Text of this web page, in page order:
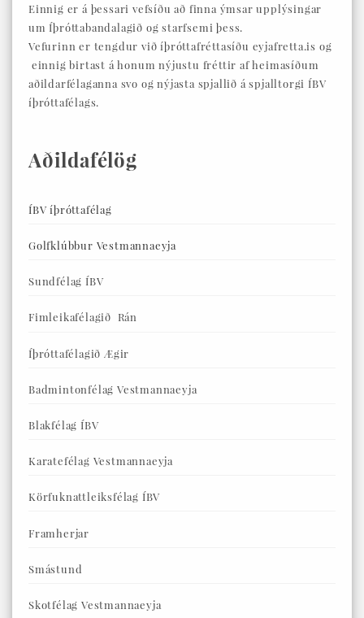
Einnig er á þessari vefsíðu að finna ýmsar upplýsingar
um Íþróttabandalagið og starfsemi þess.
Vefurinn er tengdur við íþróttafréttasíðu eyjafretta.is og
einnig birtast á honum nýjustu fréttir af heimasíðum
aðildarfélaganna svo og nýjasta spjallið á spjalltorgi ÍBV
íþróttafélags.
Aðildafélög
ÍBV íþróttafélag
Golfklúbbur Vestmannaeyja
Sundfélag ÍBV
Fimleikafélagið Rán
Íþróttafélagið Ægir
Badmintonfélag Vestmannaeyja
Blakfélag ÍBV
Karatefélag Vestmannaeyja
Körfuknattleiksfélag ÍBV
Framherjar
Smástund
Skotfélag Vestmannaeyja